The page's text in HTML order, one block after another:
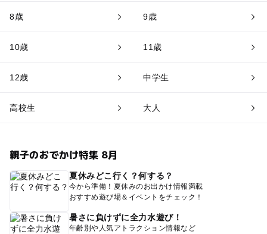
8歳 9歳
10歳 11歳
12歳 中学生
高校生 大人
親子のおでかけ特集 8月
夏休みどこ行く？何する？
今から準備！夏休みのお出かけ情報満載
おすすめ遊び場＆イベントをチェック！
暑さに負けずに全力水遊び！
年齢別や人気アトラクション情報など